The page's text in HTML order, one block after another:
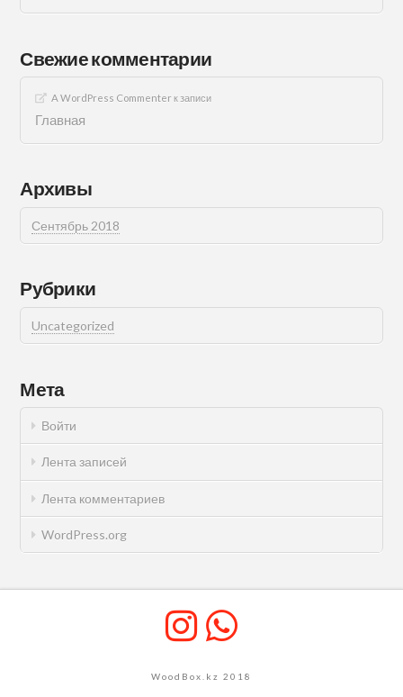
Свежие комментарии
A WordPress Commenterк записи
Главная
Архивы
Сентябрь 2018
Рубрики
Uncategorized
Мета
Войти
Лента записей
Лента комментариев
WordPress.org
WoodBox.kz 2018